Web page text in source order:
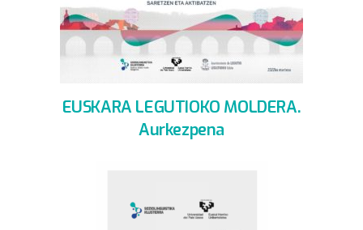
EUSKARA LEGUTIOKO MOLDERA.
Aurkezpena